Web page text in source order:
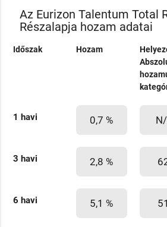
Az Eurizon Talentum Total
Részalapja hozam adatai
Időszak Hozam
1 havi 0,7 %
3 havi 2,8 %
6 havi 5,1 %